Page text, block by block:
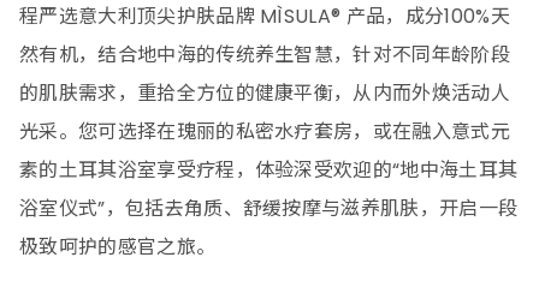
程严选意大利顶尖护肤品牌 MÌSULA® 产品，成分100%天
然有机，结合地中海的传统养生智慧，针对不同年龄阶段
的肌肤需求，重拾全方位的健康平衡，从内而外焕活动人
光采。您可选择在瑰丽的私密水疗套房，或在融入意式元
素的土耳其浴室享受疗程，体验深受欢迎的“地中海土耳其
浴室仪式”，包括去角质、舒缓按摩与滋养肌肤，开启一段
极致呵护的感官之旅。